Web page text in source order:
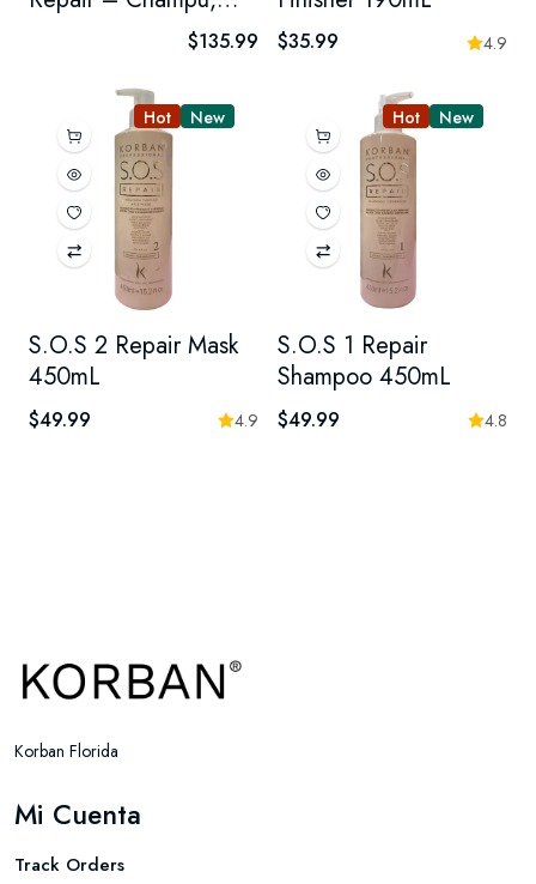
Cabello Dañado –
Sistema 3 Pasos
$135.99 4.9
$35.99
Hot New
S.O.S 2 Repair Mask
450mL
4.9
$49.99
Hot New
S.O.S 1 Repair
Shampoo 450mL
4.8
$49.99
Korban Florida
Mi Cuenta
Track Orders